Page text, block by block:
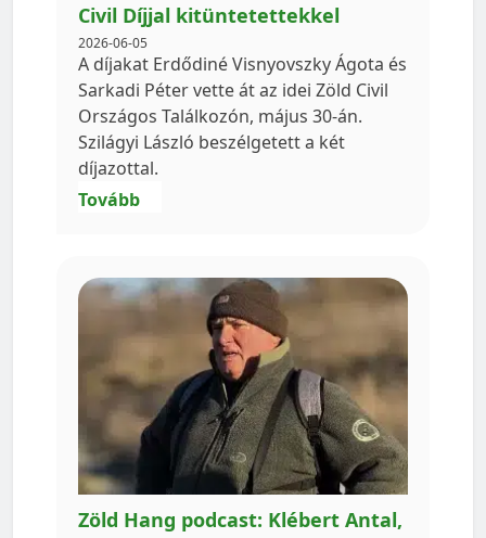
Civil Díjjal kitüntetettekkel
2026-06-05
A díjakat Erdődiné Visnyovszky Ágota és
Sarkadi Péter vette át az idei Zöld Civil
Országos Találkozón, május 30-án.
Szilágyi László beszélgetett a két
díjazottal.
Tovább
Zöld Hang podcast: Klébert Antal,